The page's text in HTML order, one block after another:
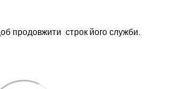
продовжити строк його служби.